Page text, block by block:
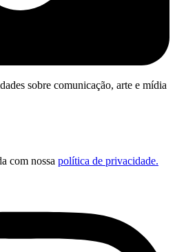
sobre comunicação, arte e mídia
com nossa política de privacidade.